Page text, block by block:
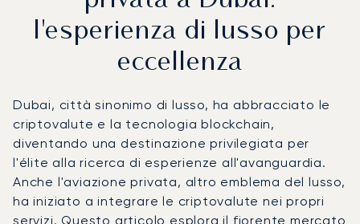
l'esperienza di lusso per
eccellenza
Dubai, città sinonimo di lusso, ha abbracciato le
criptovalute e la tecnologia blockchain,
diventando una destinazione privilegiata per
l'élite alla ricerca di esperienze all'avanguardia.
Anche l'aviazione privata, altro emblema del lusso,
ha iniziato a integrare le criptovalute nei propri
servizi. Questo articolo esplora il fiorente mercato